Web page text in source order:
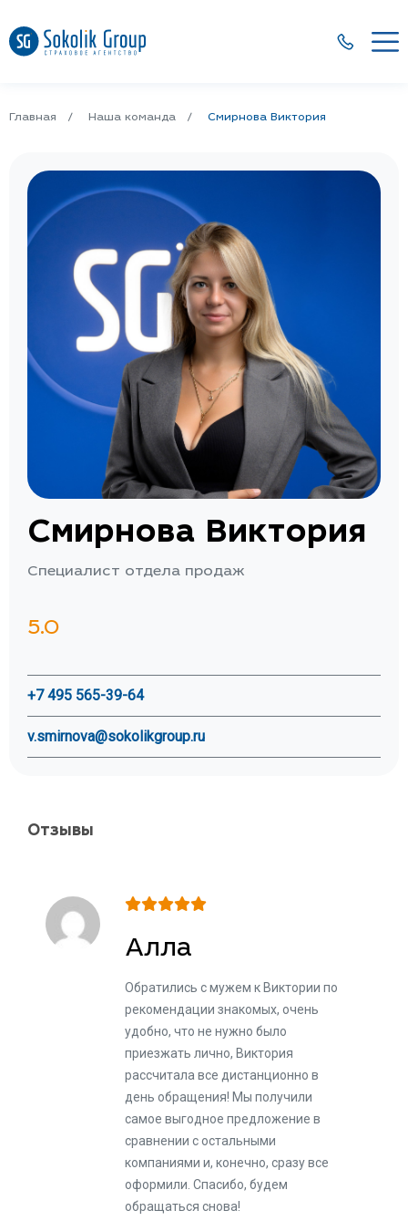
Главная Наша команда Смирнова Виктория
Смирнова Виктория
Специалист отдела продаж
5.0
+7 495 565-39-64
v.smirnova@sokolikgroup.ru
Отзывы
Алла
Обратились с мужем к Виктории по
рекомендации знакомых, очень
удобно, что не нужно было
приезжать лично, Виктория
рассчитала все дистанционно в
день обращения! Мы получили
самое выгодное предложение в
сравнении с остальными
компаниями и, конечно, сразу все
оформили. Спасибо, будем
обращаться снова!